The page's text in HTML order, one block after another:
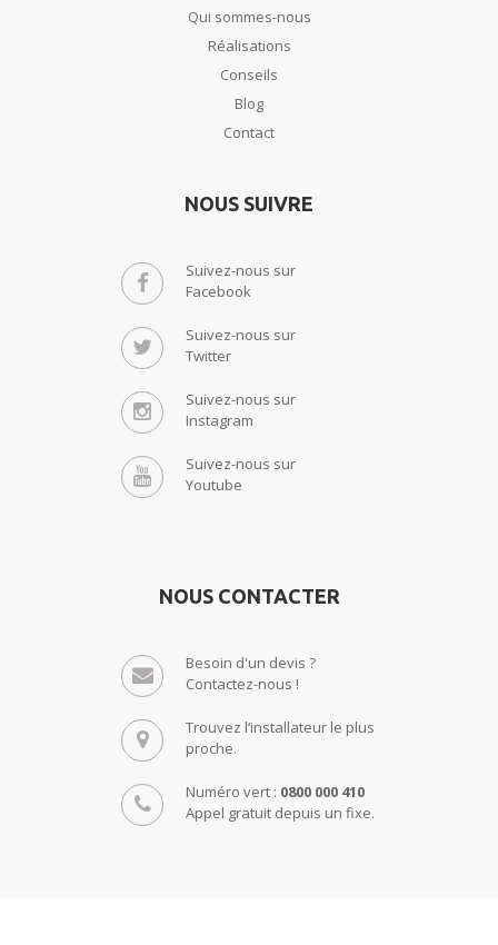
Qui sommes-nous
Réalisations
Conseils
Blog
Contact
NOUS SUIVRE
Suivez-nous sur
Facebook
Suivez-nous sur
Twitter
Suivez-nous sur
Instagram
Suivez-nous sur
Youtube
NOUS CONTACTER
Besoin d'un devis ?
Contactez-nous !
Trouvez l’installateur le plus
proche.
Numéro vert : 0800 000 410
Appel gratuit depuis un fixe.